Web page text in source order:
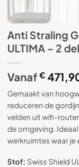
Anti Straling
ULTIMA – 2
Vanaf€
Gemaakt van
reduceren de
velden uit wifi-
de omgeving.
werkruimtes waar je
Stof: Swiss Shield